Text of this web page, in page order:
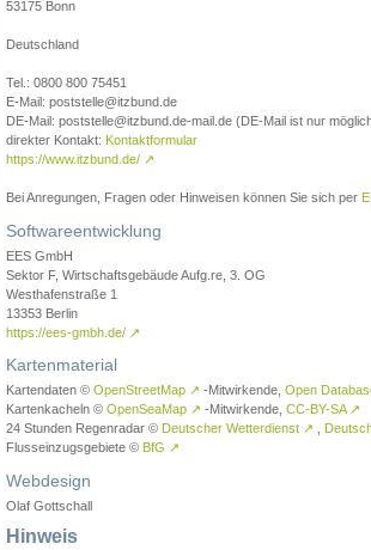
53175 Bonn
Deutschland
Tel.: 0800 800 75451
E-Mail: poststelle@itzbund.de
DE-Mail: poststelle@itzbund.de-mail.de (DE-Mail ist nur
direkter Kontakt: Kontaktformular
https://www.itzbund.de/ ↗
Bei Anregungen, Fragen oder Hinweisen können Sie sich per
Softwareentwicklung
EES GmbH
Sektor F, Wirtschaftsgebäude Aufg.re, 3. OG
Westhafenstraße 1
13353 Berlin
https://ees-gmbh.de/ ↗
Kartenmaterial
Kartendaten © OpenStreetMap ↗ -Mitwirkende, Open
Kartenkacheln © OpenSeaMap ↗ -Mitwirkende, CC-BY-SA ↗
24 Stunden Regenradar © Deutscher Wetterdienst ↗
Flusseinzugsgebiete © BfG ↗
Webdesign
Olaf Gottschall
Hinweis